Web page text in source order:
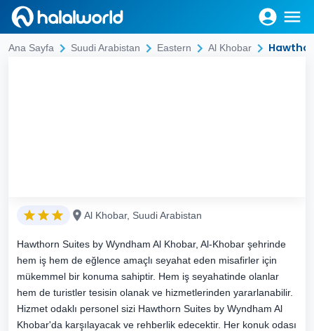
Ana Sayfa Suudi Arabistan Eastern Al Khobar
Al Khobar, Suudi Arabistan
Hawthorn Suites by Wyndham Al Khobar, Al-Khobar şehrinde
hem iş hem de eğlence amaçlı seyahat eden misafirler için
mükemmel bir konuma sahiptir. Hem iş seyahatinde olanlar
hem de turistler tesisin olanak ve hizmetlerinden yararlanabilir.
Hizmet odaklı personel sizi Hawthorn Suites by Wyndham Al
Khobar'da karşılayacak ve rehberlik edecektir. Her konuk odası